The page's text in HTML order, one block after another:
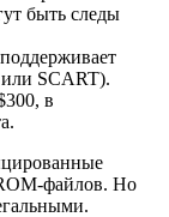
быть следы
SCART).
в
файлов. Но